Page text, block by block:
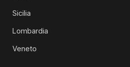
Sicilia
Lombardia
Veneto